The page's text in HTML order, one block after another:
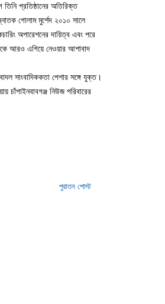
প্রতিষ্ঠানের অতিরিক্ত
গোলাম মুর্শেদ ২০১০ সালে
অপারেশনের দায়িত্ব এবং পরে
আরও এগিয়ে নেওয়ার আশাবাদ
সাংবাদিককতা পেশার সঙ্গে যুক্ত।
চাঁপাইনবাবগঞ্জ নিউজ পরিবারের
পুরাতন পোস্ট